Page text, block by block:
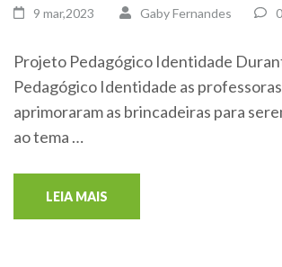
9 mar,2023 Gaby Fernandes
Projeto Pedagógico Identidade
Pedagógico Identidade as professoras
aprimoraram as brincadeiras para
ao tema …
LEIA MAIS